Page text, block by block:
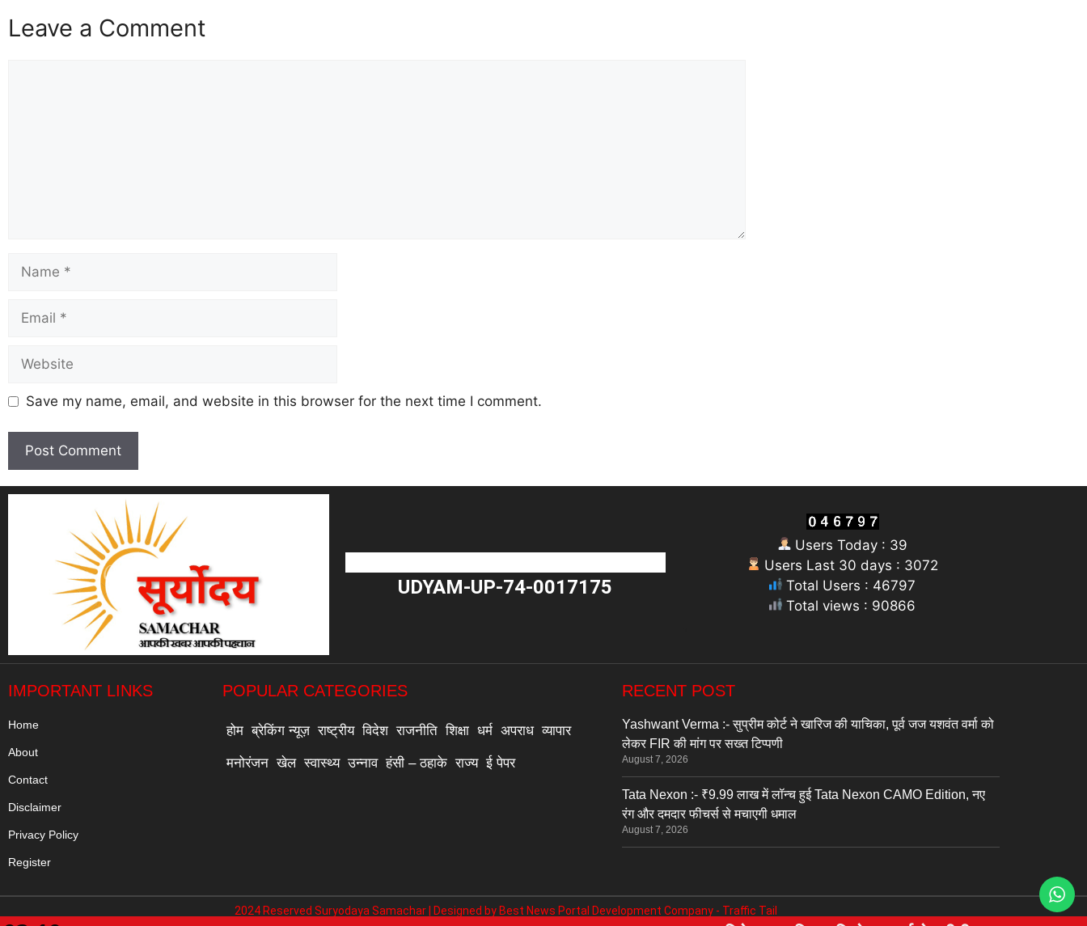
Leave a Comment
Save my name, email, and website in this browser for the next time I comment.
UDYAM-UP-74-0017175
Users Today : 39
Users Last 30 days : 3072
Total Users : 46797
Total views : 90866
IMPORTANT LINKS
Home
About
Contact
Disclaimer
Privacy Policy
Register
POPULAR CATEGORIES
होम ब्रेकिंग न्यूज़ राष्ट्रीय विदेश राजनीति शिक्षा धर्म अपराध व्यापार
मनोरंजन खेल स्वास्थ्य उन्नाव हंसी – ठहाके राज्य ई पेपर
RECENT POST
Yashwant Verma :- सुप्रीम कोर्ट ने खारिज की याचिका, पूर्व जज यशवंत वर्मा को
लेकर FIR की मांग पर सख्त टिप्पणी
August 7, 2026
Tata Nexon :- ₹9.99 लाख में लॉन्च हुई Tata Nexon CAMO Edition, नए
रंग और दमदार फीचर्स से मचाएगी धमाल
August 7, 2026
2024 Reserved Suryodaya Samachar | Designed by Best News Portal Development Company- Traffic Tail